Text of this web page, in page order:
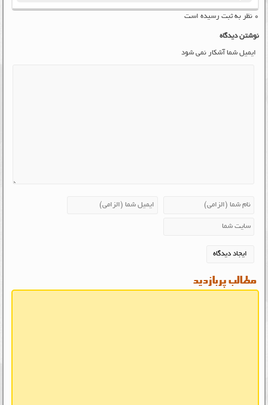
۰ نظر به ثبت رسیده است
نوشتن دیدگاه
ایمیل شما آشکار نمی شود
مطالب پربازدید